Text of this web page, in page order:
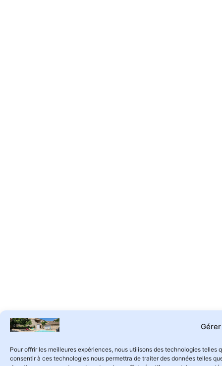
Pour offrir les meilleures expériences, nous utilisons des technologies
consentir à ces technologies nous permettra de traiter des données telles